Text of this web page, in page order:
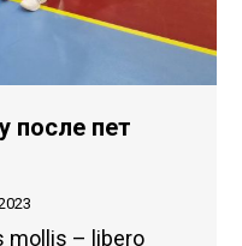
после пет
mollis – libero